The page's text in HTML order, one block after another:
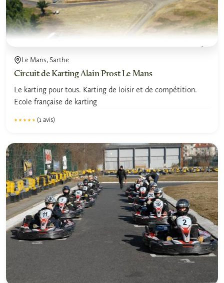
Le Mans, Sarthe
Circuit de Karting Alain Prost Le Mans
Le karting pour tous. Karting de loisir et de compétition.
Ecole française de karting
★★★★★
★★★★★ (1 avis)